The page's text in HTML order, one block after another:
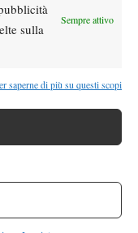
sulla
Sempre attivo
saperne di più su questi scopi
Aut-Trib Milano n°